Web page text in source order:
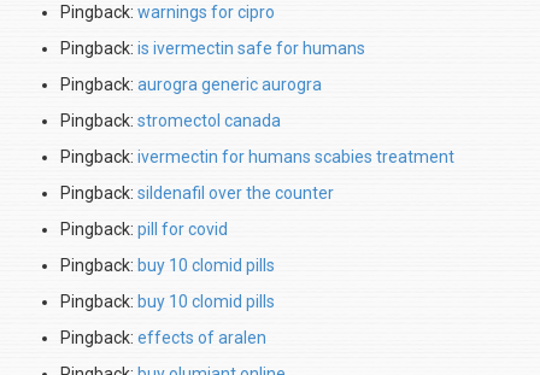
Pingback: warnings for cipro
Pingback: is ivermectin safe for humans
Pingback: aurogra generic aurogra
Pingback: stromectol canada
Pingback: ivermectin for humans scabies treatment
Pingback: sildenafil over the counter
Pingback: pill for covid
Pingback: buy 10 clomid pills
Pingback: buy 10 clomid pills
Pingback: effects of aralen